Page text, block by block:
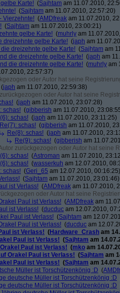
Karte! (Sajhtam am 11.07.2010,
(Sajhtam am 11.07.2010, 22:57:20)
Vierzehnte! (AMDfreak am 11.07.2010,
(Sajhtam am 11.07.2010, 23:00:21)
gelbe Karte! (muhrly am
dreizehnte gelbe Karte! (japh am
die dreizehnte gelbe Karte! (Sajhtam am
die dreizehnte gelbe Karte! (japh am
die dreizehnte gelbe Karte! (muhrly am
22:57:37)
oder Autor hat seine
(japh am 11.07.2010, 22:59:38)
oder Autor hat seine
(japh am 11.07.2010, 23:07:28)
schas! (gibberish am 11.07.2010,
schas! (japh am 11.07.2010, 23:11:25)
Re(7): schas! (gibberish am 11.07.2010,
Re(8): schas! (japh am 11.07.2010,
Re(9): schas! (gibberish am
zurückgezogen oder Autor hat seine
schas! (Astroman am 11.07.2010,
schas! (wasserkuh am 12.07.2010,
schas! (Geri_65 am 12.07.2010, 00:16:25)
(Sajhtam am 11.07.2010, 23:01:46)
ist Verlass! (AMDfreak am 11.07.2010,
oder Autor hat seine
Paul ist Verlass! (AMDfreak am
ist Verlass! (ducduc am 12.07.2010,
Paul ist Verlass! (Sajhtam am
Paul ist Verlass! (ducduc am
ist Verlass! (Hardware_Crash am
Paul ist Verlass! (Sajhtam am
Paul ist Verlass! (mko am
Orakel Paul ist Verlass! (Sajhtam am
Paul ist Verlass! (Sajhtam am
Müller ist Torschützenkönig :D (
deutsche Müller ist Torschützenkönig :D
deutsche Müller ist Torschützenkönig :D